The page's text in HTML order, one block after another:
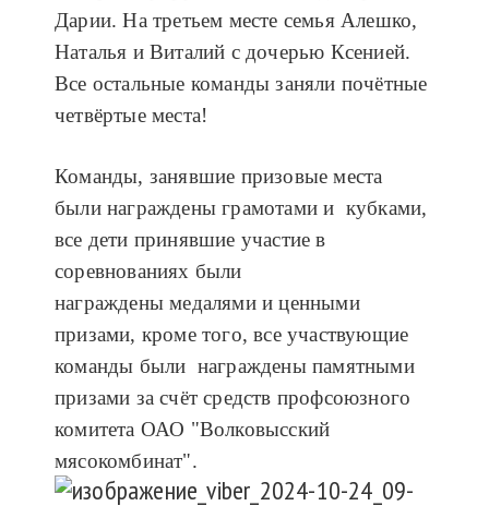
Дарии. На третьем месте семья Алешко,
Наталья и Виталий с дочерью Ксенией.
Все остальные команды заняли почётные
четвёртые места!
Команды, занявшие призовые места
были награждены грамотами и кубками,
все дети принявшие участие в
соревнованиях были
награждены медалями и ценными
призами, кроме того, все участвующие
команды были награждены памятными
призами за счёт средств профсоюзного
комитета ОАО "Волковысский
мясокомбинат".